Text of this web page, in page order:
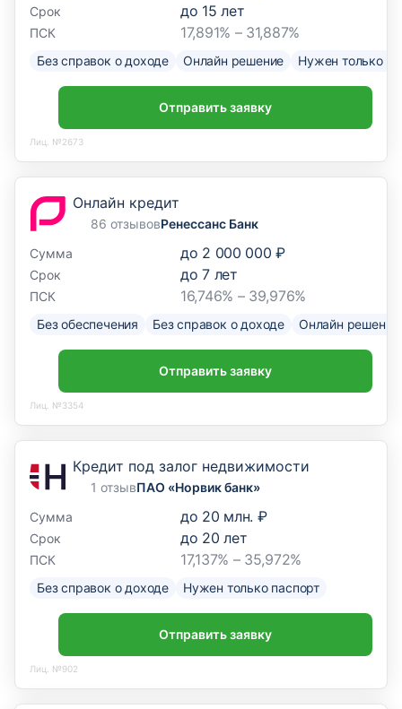
Срок до 15 лет
ПСК 17,891% – 31,887%
Без справок о доходе Онлайн решение Нужен только
Отправить заявку
Лиц. №2673
Онлайн кредит
86 отзывовРенессанс Банк
Сумма
до 2 000 000 ₽
Срок до7лет
ПСК 16,746% – 39,976%
Без обеспечения Без справок о доходе Онлайн решение
Отправить заявку
Лиц. №3354
Кредит под залог недвижимости
1 отзывПАО «Норвик банк»
Сумма
до 20 млн. ₽
Срок до 20 лет
ПСК 17,137% – 35,972%
Без справок о доходе Нужен только паспорт
Отправить заявку
Лиц. №902